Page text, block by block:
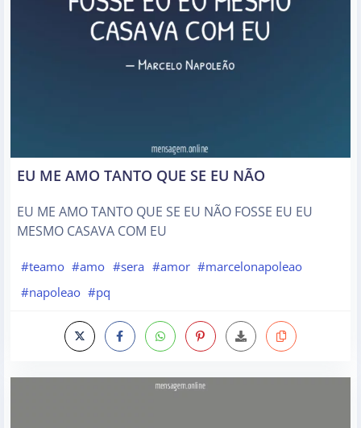
EU ME AMO TANTO QUE SE EU NÃO
EU ME AMO TANTO QUE SE EU NÃO FOSSE EU EU
MESMO CASAVA COM EU
#teamo #amo #sera #amor #marcelonapoleao
#napoleao #pq